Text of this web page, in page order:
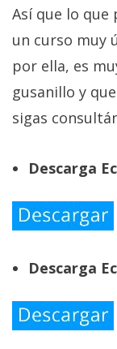
Así que lo que
un curso muy
por ella, es
gusanillo y
sigas
Descarga
Descarga